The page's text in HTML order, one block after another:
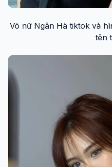
Võ nữ Ngân Hà tiktok và
tên